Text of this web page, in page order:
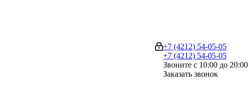
+7 (4212) 54-05-05
+7 (4212) 54-05-05
Звоните с 10:00 до 20:00
Заказать звонок